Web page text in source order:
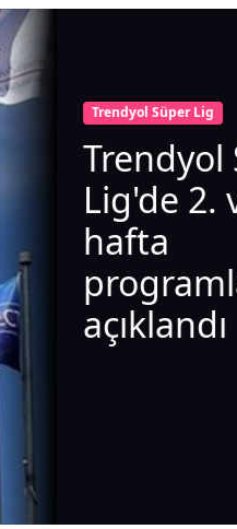
Trendyol Süper Lig
Trendyol
Lig'de 2.
hafta
açıklandı